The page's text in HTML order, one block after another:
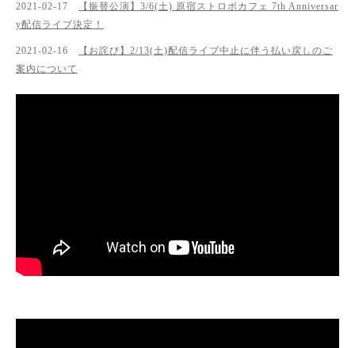
2021-02-17
【振替公演】3/6(土) 原宿ストロボカフェ 7th Anniversar
y配信ライブ決定！
2021-02-16
【お詫び】2/13(土)配信ライブ中止に伴う払い戻しのご
案内について